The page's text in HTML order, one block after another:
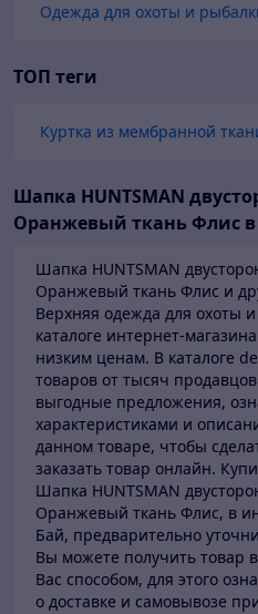
Одежда для охоты и
ТОП теги
Куртка из мембранной
Шапка HUNTSMAN
Оранжевый ткань Флис в
Шапка HUNTSMAN
Оранжевый ткань Флис и
Верхняя одежда для охоты
каталоге интернет-
низким ценам. В каталоге
товаров от тысяч
выгодные предложения,
характеристиками и
данном товаре, чтобы
заказать товар онлайн.
Шапка HUNTSMAN
Оранжевый ткань Флис, в
Бай, предварительно
Вы можете получить товар
Вас способом, для этого
о доставке и самовывозе